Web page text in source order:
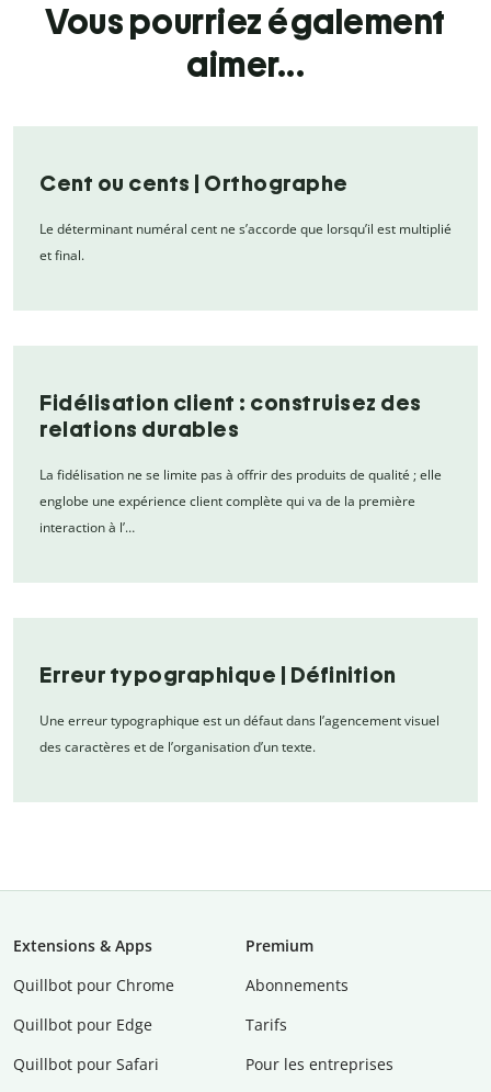
Vous pourriez également
aimer...
Cent ou cents | Orthographe
Le déterminant numéral cent ne s’accorde que lorsqu’il est multiplié
et final.
Fidélisation client : construisez des
relations durables
La fidélisation ne se limite pas à offrir des produits de qualité ; elle
englobe une expérience client complète qui va de la première
interaction à l’…
Erreur typographique | Définition
Une erreur typographique est un défaut dans l’agencement visuel
des caractères et de l’organisation d’un texte.
Extensions & Apps
Quillbot pour Chrome
Quillbot pour Edge
Quillbot pour Safari
Premium
Abonnements
Tarifs
Pour les entreprises